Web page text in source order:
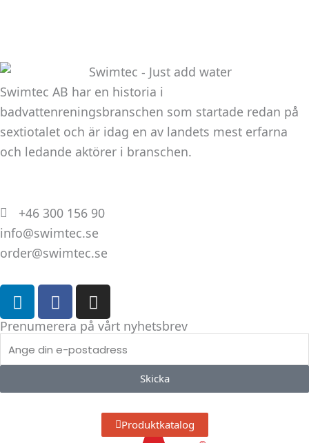
Swimtec AB har en historia i
badvattenreningsbranschen som startade redan på
sextiotalet och är idag en av landets mest erfarna
och ledande aktörer i branschen.
+46 300 156 90
info@swimtec.se
order@swimtec.se
L
i
n
k
e
i
F
a
c
e
b
o
I
n
s
t
a
r
a
m
Prenumerera på vårt nyhetsbrev
post
Skicka
Produktkatalog